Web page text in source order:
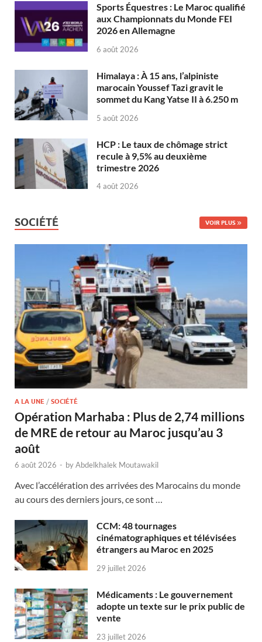
Sports Équestres : Le Maroc qualifié
aux Championnats du Monde FEI
2026 en Allemagne
6 août 2026
Himalaya : À 15 ans, l’alpiniste
marocain Youssef Tazi gravit le
sommet du Kang Yatse II à 6.250 m
5 août 2026
HCP : Le taux de chômage strict
recule à 9,5% au deuxième
trimestre 2026
4 août 2026
SOCIÉTÉ VOIR PLUS
A LA UNE / SOCIÉTÉ
Opération Marhaba : Plus de 2,74 millions
de MRE de retour au Maroc jusqu’au 3
août
6 août 2026 - byAbdelkhalek Moutawakil
Avec l’accélération des arrivées des Marocains du monde
au cours des derniers jours, ce sont …
CCM: 48 tournages
cinématographiques et télévisées
étrangers au Maroc en 2025
29 juillet 2026
Médicaments : Le gouvernement
adopte un texte sur le prix public de
vente
23 juillet 2026